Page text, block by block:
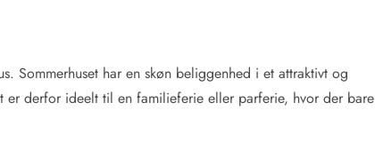
Sommerhuset har en skøn beliggenhed i et attraktivt og
er derfor ideelt til en familieferie eller parferie, hvor der bare